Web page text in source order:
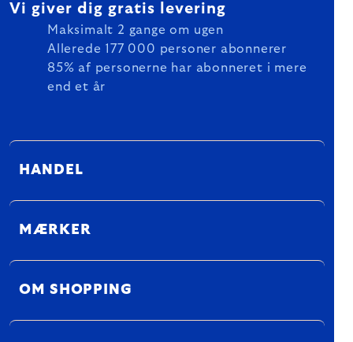
Vi giver dig gratis levering
Maksimalt 2 gange om ugen
Allerede 177 000 personer abonnerer
85% af personerne har abonneret i mere
end et år
HANDEL
MÆRKER
OM SHOPPING